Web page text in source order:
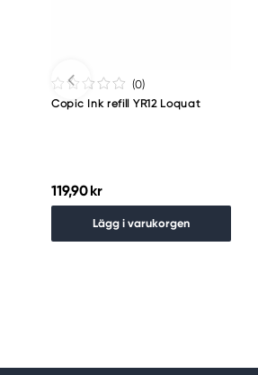
(0)
Copic Ink refill YR12 Loquat
119,90 kr
Lägg i varukorgen